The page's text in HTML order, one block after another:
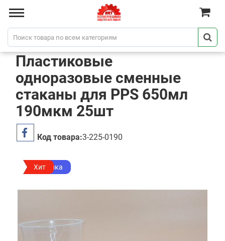
Пластиковые
одноразовые сменные
стаканы для PPS 650мл
190мкм 25шт
Код товара:3-225-0190
Новинка
Хит